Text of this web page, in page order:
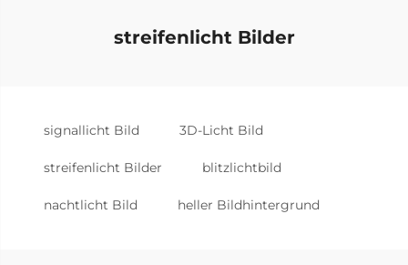
streifenlicht Bilder
signallicht Bild 3D-Licht Bild
streifenlicht Bilder blitzlichtbild
nachtlicht Bild heller Bildhintergrund